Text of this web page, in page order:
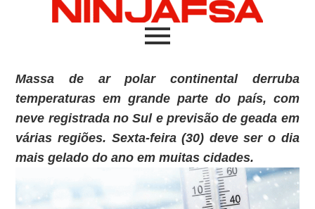
Massa de ar polar continental derruba
temperaturas em grande parte do país, com
neve registrada no Sul e previsão de geada em
várias regiões. Sexta-feira (30) deve ser o dia
mais gelado do ano em muitas cidades.